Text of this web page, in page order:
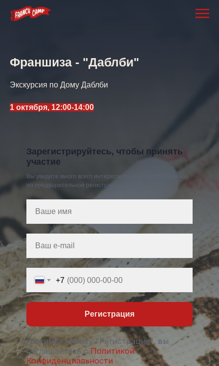
Франшиза - "Даблби"
Экскурсия по Дому Даблби
1 октября, 12:00-14:00
Зарегистрируйтесь, чтобы принять
участие
Вы увидите много всего интересного, участие бесплатное
по предварительной регистрации.
+7
Регистрация
Нажимая кнопку "Регистрация", вы
соглашаетесь с Политикой
Конфиденциальности